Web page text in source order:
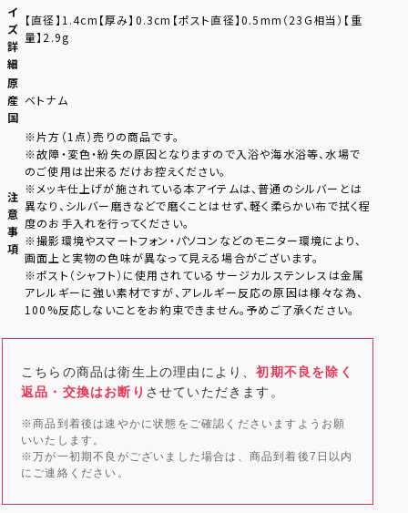
イ
ズ
詳
細
【直径】1.4cm【厚み】0.3cm【ポスト直径】0.5mm（23G相当）【重
量】2.9g
原
産
国
ベトナム
注
意
事
項
※片方（1点）売りの商品です。
※故障・変色・紛失の原因となりますので入浴や海水浴等、水場で
のご使用は出来るだけお控えください。
※メッキ仕上げが施されている本アイテムは、普通のシルバーとは
異なり、シルバー磨きなどで磨くことはせず、軽く柔らかい布で拭く程
度のお手入れを行ってください。
※撮影環境やスマートフォン・パソコンなどのモニター環境により、
画面上と実物の色味が異なって見える場合がございます。
※ポスト（シャフト）に使用されているサージカルステンレスは金属
アレルギーに強い素材ですが、アレルギー反応の原因は様々な為、
100%反応しないことをお約束できません。予めご了承ください。
こちらの商品は衛生上の理由により、初期不良を除く
返品・交換はお断り させていただきます。
※商品到着後は速やかに状態をご確認くださいますようお願
いいたします。
※万が一初期不良がございました場合は、商品到着後7日以内
にご連絡ください。